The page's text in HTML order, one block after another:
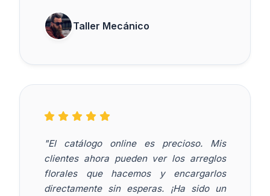
Taller Mecánico
"El catálogo online es precioso. Mis
clientes ahora pueden ver los arreglos
florales que hacemos y encargarlos
directamente sin esperas. ¡Ha sido un